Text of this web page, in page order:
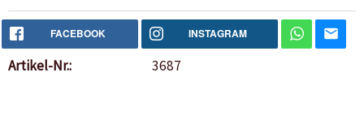
FACEBOOK INSTAGRAM
Artikel-Nr.: 3687